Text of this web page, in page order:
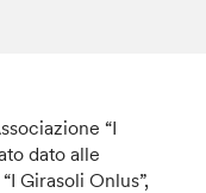
“I
dato alle
Girasoli Onlus”,